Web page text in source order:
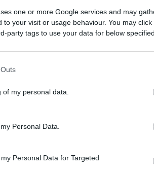
one or more Google services and may
to your visit or usage behaviour. You may
party tags to use your data for below
my personal data.
Personal Data.
Personal Data for Targeted
is tetszett, pedig a
bármi kiemelkedőt is találni
inkább annak az 5 filmnek
lettek volna